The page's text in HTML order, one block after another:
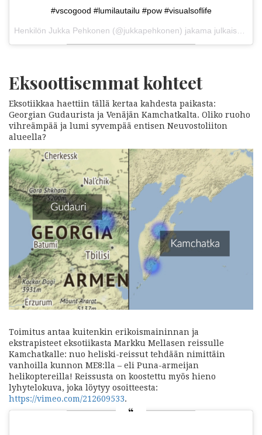
#vscogood #lumilautailu #pow #visualsoflife
Eksoottisemmat kohteet
Eksotiikkaa haettiin tällä kertaa kahdesta paikasta:
Georgian Gudaurista ja Venäjän Kamchatkalta. Oliko ruoho
vihreämpää ja lumi syvempää entisen Neuvostoliiton
alueella?
Toimitus antaa kuitenkin erikoismaininnan ja
ekstrapisteet eksotiikasta Markku Mellasen reissulle
Kamchatkalle: nuo heliski-reissut tehdään nimittäin
vanhoilla kunnon ME8:lla – eli Puna-armeijan
helikoptereilla! Reissusta on koostettu myös hieno
lyhytelokuva, joka löytyy osoitteesta:
https://vimeo.com/212609533.